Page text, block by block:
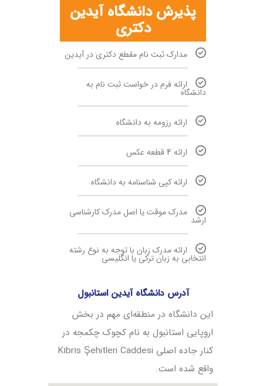
پذیرش دانشگاه آیدین
دکتری
مدارک ثبت نام مقطع دکتری در آیدین
ارائه فرم در خواست ثبت نام به
دانشگاه
ارائه رزومه به دانشگاه
ارائه 4 قطعه عکس
ارائه کپی شناسنامه به دانشگاه
مدرک موقت یا اصل مدرک کارشناسی
ارشد
ارائه مدرک زبان با توجه به نوع رشته
انتخابی به زبان ترکی یا انگلیسی
آدرس دانشگاه آیدین استانبول
این دانشگاه در منطقه‌ای مهم در بخش
اروپایی استانبول به نام کچوک‌ چکمجه در
کنار جاده اصلی Kıbrıs Şehitleri Caddesi
واقع شده است.